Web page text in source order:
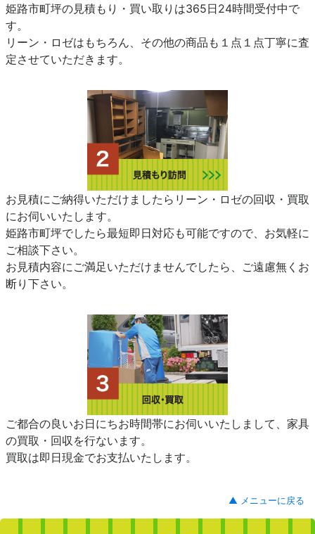
姫路市町坪の見積もり・買い取りは365日24時間受付中で
す。
リーン・ロゼはもちろん、その他の商品も１点１点丁寧に査
定させていただきます。
お見積にご納得いただけましたらリーン・ロゼの回収・買取
にお伺いいたします。
姫路市町坪でしたら最短即日対応も可能ですので、お気軽に
ご相談下さい。
お見積内容にご満足いただけませんでしたら、ご遠慮無くお
断り下さい。
ご都合の良いお日にちお時間帯にお伺いいたしまして、家具
の買取・回収を行ないます。
買取は即日現金でお支払いたします。
▲ メニューに戻る